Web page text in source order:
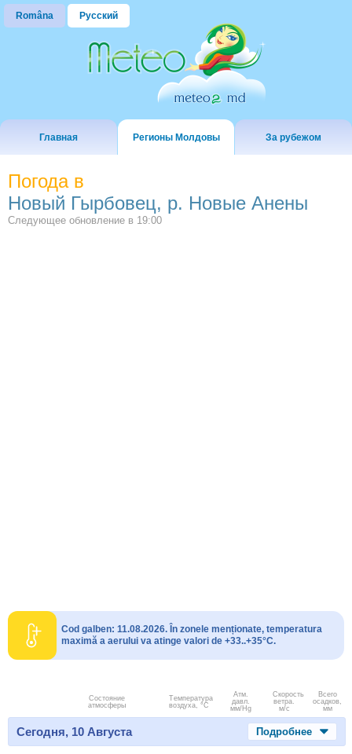
Româna Русский
Главная Регионы Молдовы За рубежом
Погода в
Новый Гырбовец, р. Новые Анены
Следующее обновление в 19:00
Cod galben: 11.08.2026. În zonele menționate, temperatura
maximă a aerului va atinge valori de +33..+35°C.
Состояние
атмосферы
Температура
воздуха, °C
Атм.
давл.
мм/Hg
Скорость
ветра.
м/с
Всего
осадков,
мм
Сегодня, 10 Августа Подробнее